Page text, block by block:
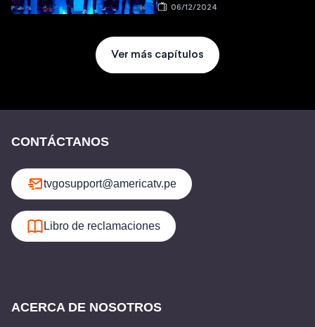
06/12/2024
Ver más capítulos
CONTÁCTANOS
tvgosupport@americatv.pe
Libro de reclamaciones
ACERCA DE NOSOTROS